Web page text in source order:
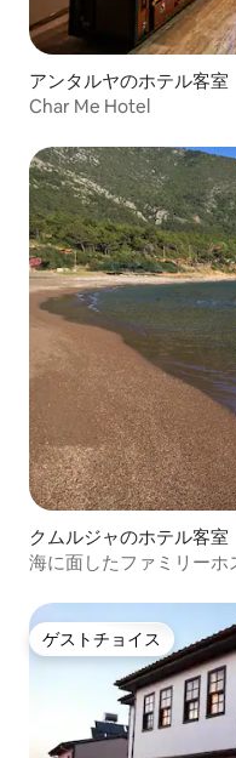
アンタルヤのホテル客室
Char Me Hotel
クムルジャのホテル客室
海に面したファミリーホ
ゲストチョイス
ゲストチョイス